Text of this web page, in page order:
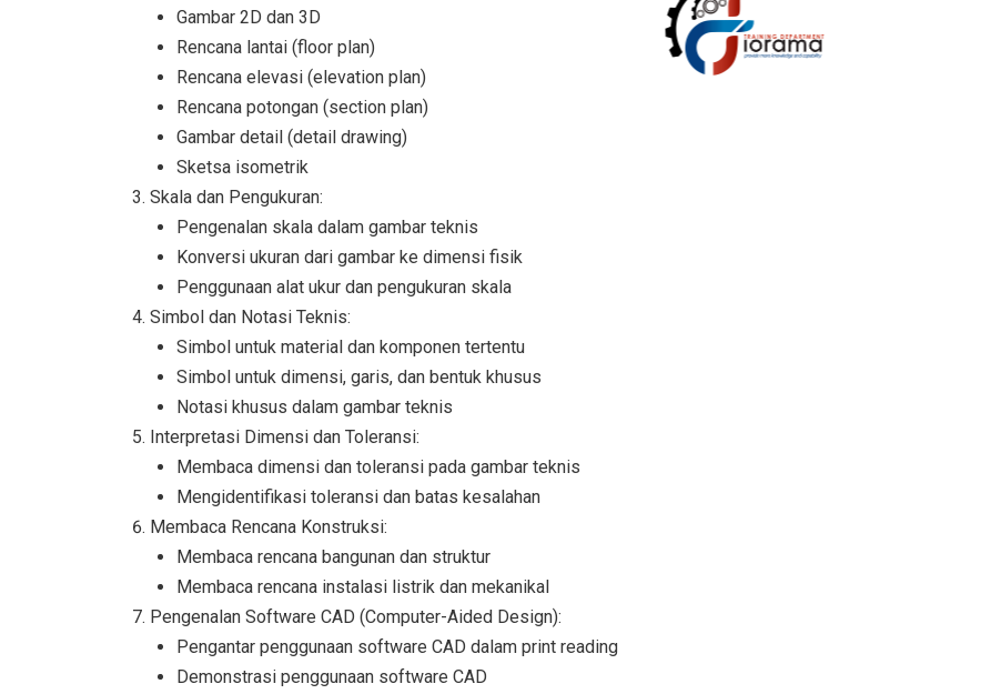
Gambar 2D dan 3D
Rencana lantai (floor plan)
Rencana elevasi (elevation plan)
Rencana potongan (section plan)
Gambar detail (detail drawing)
Sketsa isometrik
Skala dan Pengukuran:
Pengenalan skala dalam gambar teknis
Konversi ukuran dari gambar ke dimensi fisik
Penggunaan alat ukur dan pengukuran skala
Simbol dan Notasi Teknis:
Simbol untuk material dan komponen tertentu
Simbol untuk dimensi, garis, dan bentuk khusus
Notasi khusus dalam gambar teknis
Interpretasi Dimensi dan Toleransi:
Membaca dimensi dan toleransi pada gambar teknis
Mengidentifikasi toleransi dan batas kesalahan
Membaca Rencana Konstruksi:
Membaca rencana bangunan dan struktur
Membaca rencana instalasi listrik dan mekanikal
Pengenalan Software CAD (Computer-Aided Design):
Pengantar penggunaan software CAD dalam print reading
Demonstrasi penggunaan software CAD